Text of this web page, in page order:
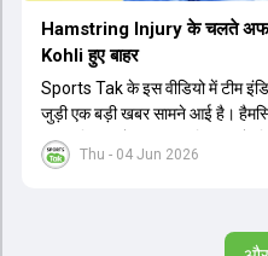
Thu - 04 Jun 2026
Hamstring Injury के चलते
Kohli हुए बाहर
Sports Tak के इस वीडियो में टीम
जुड़ी एक बड़ी खबर सामने आई है।
कारण विराट कोहली अफगानिस्तान के
वनडे सीरीज से बाहर हो गए हैं। भारत
खत्म हुए आईपीएल में शानदार प्रदर्शन